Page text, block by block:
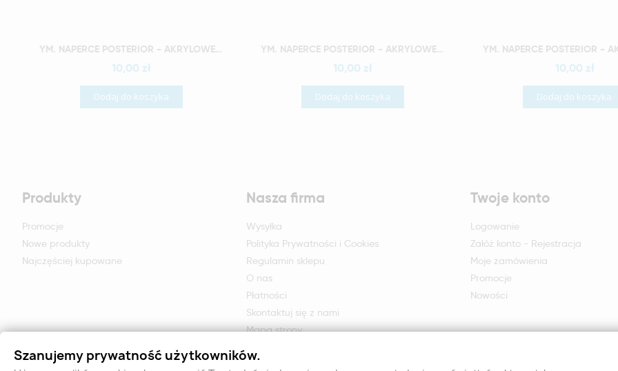
Szybki podgląd YM. NAPERCE POSTERIOR - AKRYLOWE ZĘBY SZTUCZNE - B1-M28D
10,00 zł
Dodaj do koszyka
Szybki podgląd YM. NAPERCE POSTERIOR - AKRYLOWE ZĘBY SZTUCZNE - B1-M32D
10,00 zł
Dodaj do koszyka
Szybki podgląd
10,00 zł
Dodaj do koszyka
Produkty
Promocje
Nowe produkty
Najczęściej kupowane
Nasza firma
Wysyłka
Polityka Prywatności i Cookies
Regulamin sklepu
O nas
Płatności
Skontaktuj się z nami
Mapa strony
Twoje konto
Logowanie
Załóż konto - Rejestracja
Moje zamówienia
Promocje
Nowości
Szanujemy prywatność użytkowników.